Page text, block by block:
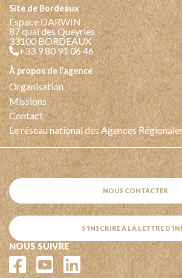
Site de Bordeaux
Espace DARWIN
87 quai des Queyries
33100 BORDEAUX
+33 9 80 91 06 46
à propos de l’agence
Organisation
Missions
Contact
Le réseau national des Agences
NOUS CONTACTER
S'INSCRIRE À LA LETTRE
NOUS SUIVRE